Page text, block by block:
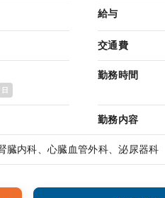
給与
交通費
日
勤務時間
勤務内容
臓内科、心臓血管外科、泌尿器科